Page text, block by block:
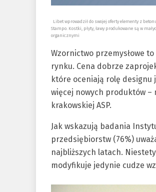
Libet wprowadził do swojej oferty elementy z
Stampo. Kostki, płyty, ławy produkowane są w
organicznymi
Wzornictwo przemysłowe
rynku. Cena dobrze
które oceniają rolę designu
więcej nowych produktów –
krakowskiej ASP.
Jak wskazują badania
przedsiębiorstw (76%)
najbliższych latach.
modyfikuje jedynie cudze